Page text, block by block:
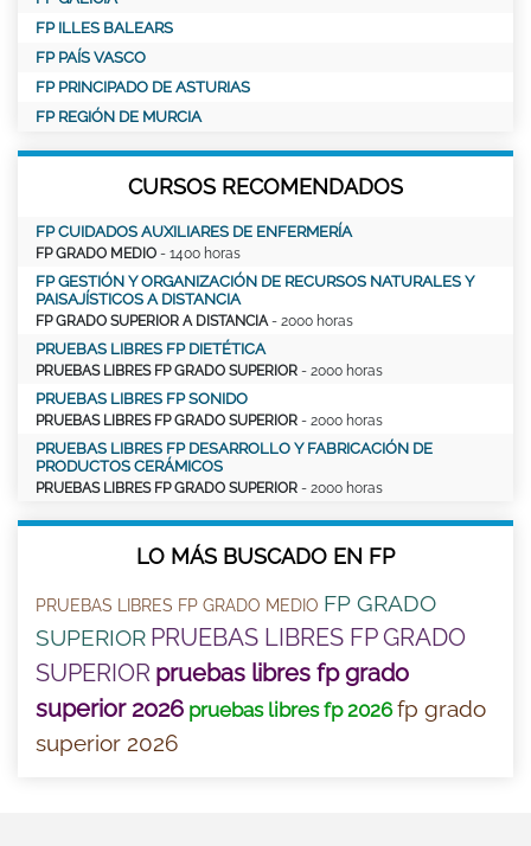
FP ILLES BALEARS
FP PAÍS VASCO
FP PRINCIPADO DE ASTURIAS
FP REGIÓN DE MURCIA
CURSOS RECOMENDADOS
FP CUIDADOS AUXILIARES DE ENFERMERÍA
FP GRADO MEDIO - 1400 horas
FP GESTIÓN Y ORGANIZACIÓN DE RECURSOS NATURALES Y
PAISAJÍSTICOS A DISTANCIA
FP GRADO SUPERIOR A DISTANCIA - 2000 horas
PRUEBAS LIBRES FP DIETÉTICA
PRUEBAS LIBRES FP GRADO SUPERIOR - 2000 horas
PRUEBAS LIBRES FP SONIDO
PRUEBAS LIBRES FP GRADO SUPERIOR - 2000 horas
PRUEBAS LIBRES FP DESARROLLO Y FABRICACIÓN DE
PRODUCTOS CERÁMICOS
PRUEBAS LIBRES FP GRADO SUPERIOR - 2000 horas
LO MÁS BUSCADO EN FP
PRUEBAS LIBRES FP GRADO MEDIO FP GRADO
SUPERIOR PRUEBAS LIBRES FP GRADO
SUPERIOR pruebas libres fp grado
superior 2026 pruebas libres fp 2026 fp grado
superior 2026